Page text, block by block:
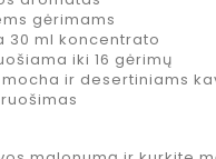
gėrimams
30 ml koncentrato
iki 16 gėrimų
ir desertiniams